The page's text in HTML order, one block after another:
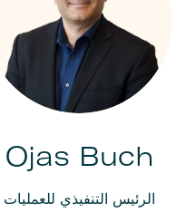
Ojas Buch
الرئيس التنفيذي للعمليات